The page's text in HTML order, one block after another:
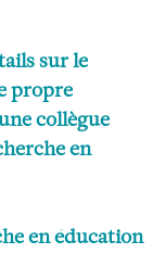
sur le
propre
collègue
en
en éducation